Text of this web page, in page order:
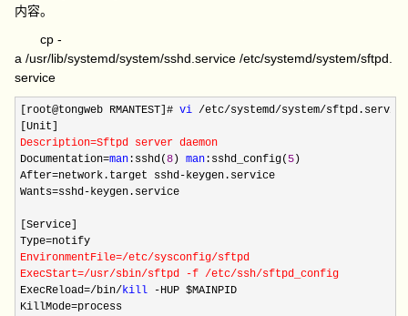
内容。
cp -
a /usr/lib/systemd/system/sshd.service /etc/systemd/system/sftpd.
service
[root@tongweb RMANTEST]# vi /etc/systemd/system/
Description=Sftpd server daemon
Documentation=man :sshd(8 ) man :sshd_config( 5 )
After=network.target sshd-keygen.service
Wants=sshd-keygen.service
[Service]
Type=
EnvironmentFile=/etc/sysconfig/sftpd
ExecStart=/usr/sbin/sftpd -f /etc/ssh/sftpd_config
ExecReload=/bin/kill -HUP $MAINPID
KillMode=process